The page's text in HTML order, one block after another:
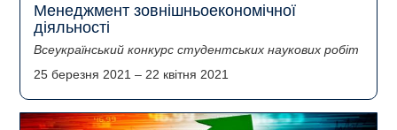
Менеджмент зовнішньоекономічної
діяльності
Всеукраїнський конкурс студентських наукових робіт
25 березня 2021 – 22 квітня 2021